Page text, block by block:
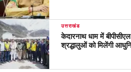
उत्तराखंड
केदारनाथ धाम में
श्रद्धालुओं को मिलेंगी